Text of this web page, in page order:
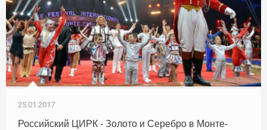
25.01.2017
Российский ЦИРК - Золото и Серебро в Монте-